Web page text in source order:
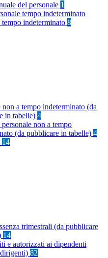
del personale 1
tempo indeterminato
tempo indeterminato 8
non a tempo indeterminato (da
in tabelle) 4
non a tempo
(da pubblicare in tabelle) 4
14
trimestrali (da pubblicare
14
e autorizzati ai dipendenti
82